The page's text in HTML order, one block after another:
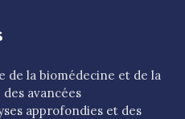
de la biomédecine et de la
avancées
approfondies et des